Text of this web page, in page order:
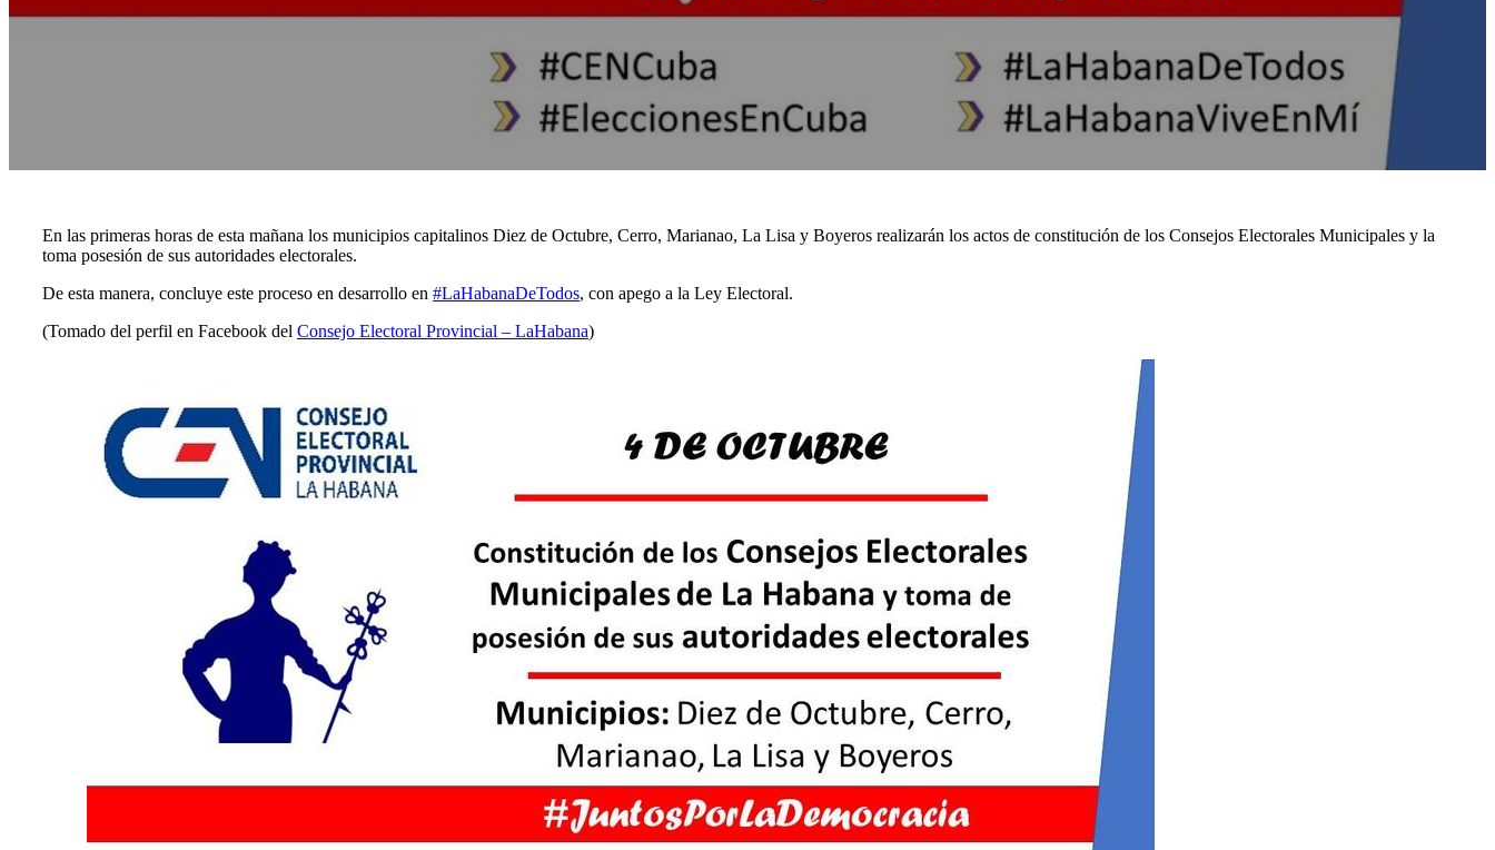
En las primeras horas de esta mañana los municipios capitalinos Diez de Octubre, Cerro, Marianao, La Lisa y Boyeros realizarán los actos de constitución de los Consejos Electorales Municipales y la
toma posesión de sus autoridades electorales.
De esta manera, concluye este proceso en desarrollo en #LaHabanaDeTodos, con apego a la Ley Electoral.
(Tomado del perfil en Facebook del Consejo Electoral Provincial – LaHabana)